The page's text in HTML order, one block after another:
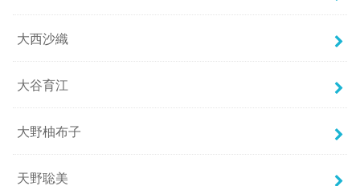
大西沙織
大谷育江
大野柚布子
天野聡美